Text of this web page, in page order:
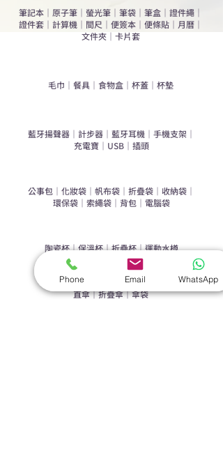
筆記本 ｜ 原子筆 ｜ 螢光筆 ｜ 筆袋 ｜ 筆盒 ｜ 證件繩 ｜
證件套 ｜ 計算機 ｜ 間尺 ｜ 便簽本 ｜ 便條貼 ｜ 月曆 ｜
文件夾 ｜ 卡片套
​毛巾 ｜ 餐具 ｜ 食物盒 ｜ 杯蓋 ｜ 杯墊
​藍牙揚聲器 ｜ 計步器 ｜ 藍牙耳機 ｜ 手機支架 ｜
充電寶 ｜ USB ｜ 插頭
公事包｜ 化妝袋｜ 帆布袋｜ 折疊袋｜ 收納袋｜
環保袋｜ 索繩袋｜ 背包｜ 電腦袋
陶瓷杯｜保溫杯｜折疊杯｜運動水樽
直傘｜折疊傘｜傘袋
Phone Email WhatsApp